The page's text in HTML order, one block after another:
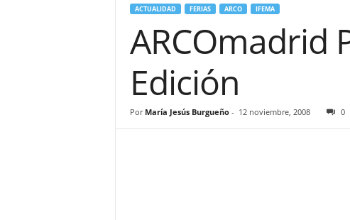
ACTUALIDAD FERIAS ARCO IFEMA
ARCOmadrid
Edición
Por María Jesús Burgueño- 12 noviembre, 2008 0